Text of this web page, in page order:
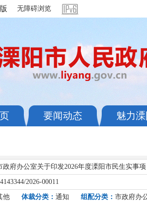
无障碍浏览
要闻动态 魅力
政府办公室关于印发2026年度溧阳市民生实事
2026-00011
他 体裁分类： 通知 组配分类： 市政府办